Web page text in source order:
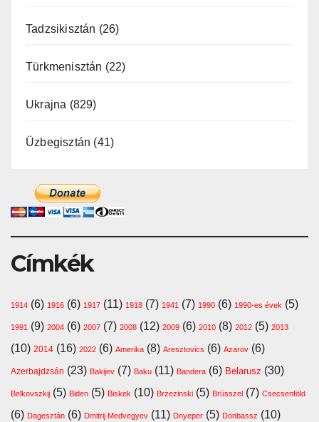
Tadzsikisztán (26)
Türkmenisztán (22)
Ukrajna (829)
Üzbegisztán (41)
Címkék
1914 (6) 1916 (6) 1917 (11) 1918 (7) 1941 (7) 1990 (6) 1990-es évek (5)
1991 (9) 2004 (6) 2007 (7) 2008 (12) 2009 (6) 2010 (8) 2012 (5) 2013
(10) 2014 (16) 2022 (6) Amerika (8) Aresztovics (6) Azarov (6)
Azerbajdzsán (23) Bakijev (7) Baku (11) Bandera (6) Belarusz (30)
Belkovszkij (5) Biden (5) Biskek (10) Brzezinski (5) Brüsszel (7) Csecsenföld
(6) Dagesztán (6) Dmitrij Medvegyev (11) Dnyeper (5) Donbassz (10)